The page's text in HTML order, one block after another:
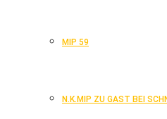
MIP 59
N.K.MIP ZU GAST BEI